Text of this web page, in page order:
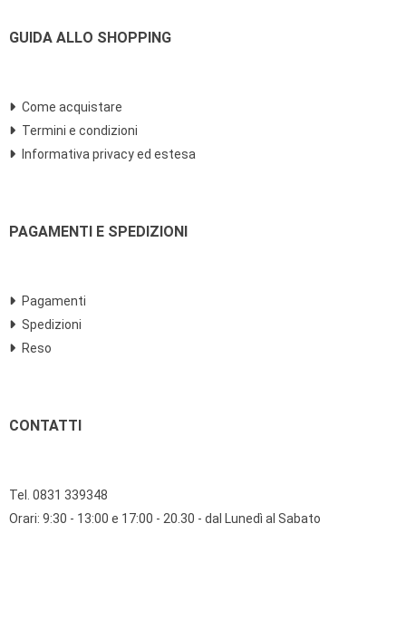
GUIDA ALLO SHOPPING
Come acquistare
Termini e condizioni
Informativa privacy ed estesa
PAGAMENTI E SPEDIZIONI
Pagamenti
Spedizioni
Reso
CONTATTI
Tel. 0831 339348
Orari: 9:30 - 13:00 e 17:00 - 20.30 - dal Lunedì al Sabato